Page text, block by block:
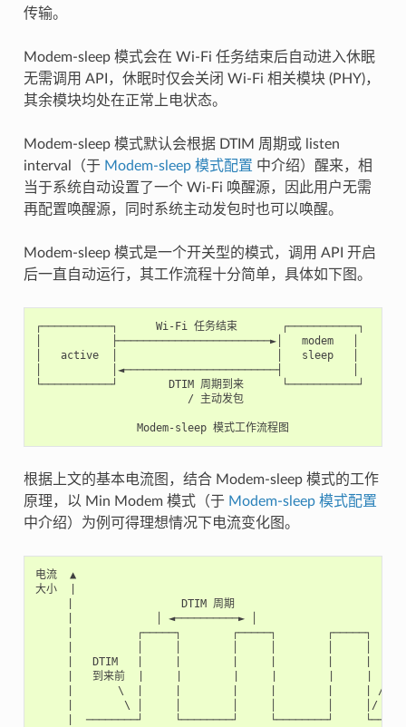
传输。
Modem-sleep 模式会在 Wi-Fi 任务结束后自动进入休眠
无需调用 API，休眠时仅会关闭 Wi-Fi 相关模块 (PHY)，
其余模块均处在正常上电状态。
Modem-sleep 模式默认会根据 DTIM 周期或 listen
interval（于 Modem-sleep 模式配置 中介绍）醒来，相
当于系统自动设置了一个 Wi-Fi 唤醒源，因此用户无需
再配置唤醒源，同时系统主动发包时也可以唤醒。
Modem-sleep 模式是一个开关型的模式，调用 API 开启
后一直自动运行，其工作流程十分简单，具体如下图。
┌───────────┐      Wi-Fi 任务结束       ┌───────────┐
│           ├────────────────────────►│   modem   │
│   active  │                         │   sleep   │
│           │◄────────────────────────┤           │
└───────────┘        DTIM 周期到来      └───────────┘
                        / 主动发包
根据上文的基本电流图，结合 Modem-sleep 模式的工作
原理，以 Min Modem 模式（于 Modem-sleep 模式配置
中介绍）为例可得理想情况下电流变化图。
电流  ▲
大小  |
     |                 DTIM 周期
     |             │ ◄──────────► │
     |          ┌─────┐        ┌─────┐        ┌─────┐
     |   DTIM   |     |        |     |        |     |
|   到来前  |     |        |     |        |     |  Wi-
     |       \  |     |        |     |        |     | /
     |        \ │     │        │     │        │     │/
|  ────────┘     └────────┘     └────────┘